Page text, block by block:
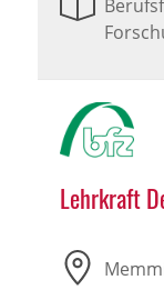
Lehrkraft